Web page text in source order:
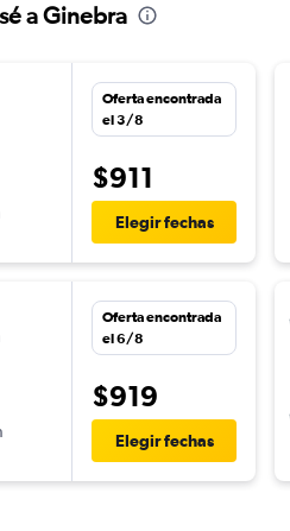
a Ginebra
Oferta encontrada
el 3/8
$911
Elegir fechas
Oferta encontrada
el 6/8
$919
Elegir fechas